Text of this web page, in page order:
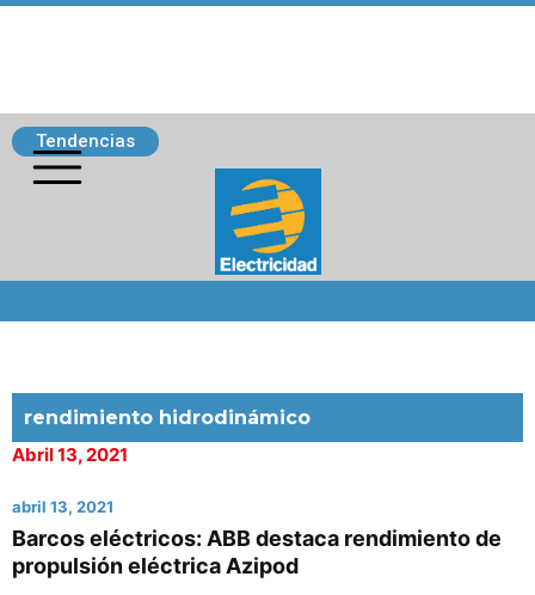
Tendencias
rendimiento hidrodinámico
Abril 13, 2021
abril 13, 2021
Barcos eléctricos: ABB destaca rendimiento de
propulsión eléctrica Azipod